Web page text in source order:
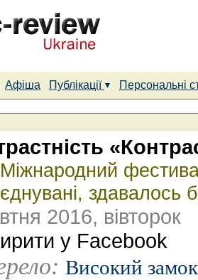
Афіша Публікації
Персональні
здавалось
2016, вівторок
у Facebook
Високий замок